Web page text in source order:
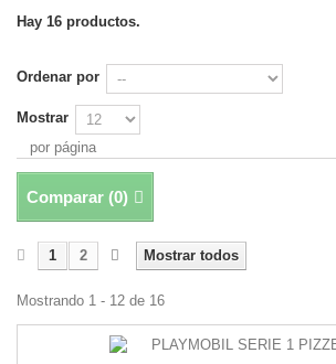
Hay 16 productos.
Ordenar por
Mostrar
por página
Comparar (0)
Mostrar todos
1 2
Mostrando 1 - 12 de 16